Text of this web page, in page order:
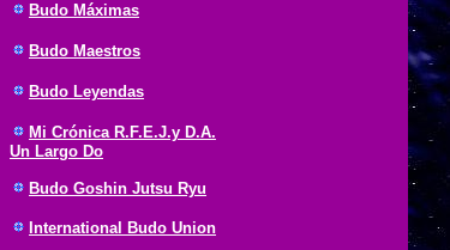
Budo Máximas
Budo Maestros
Budo Leyendas
Mi Crónica R.F.E.J.y D.A.
Un Largo Do
Budo Goshin Jutsu Ryu
International Budo Union